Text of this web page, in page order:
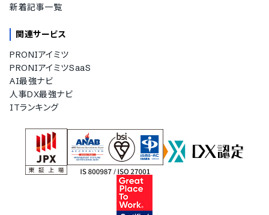
新着記事一覧
関連サービス
PRONIアイミツ
PRONIアイミツSaaS
AI最強ナビ
人事DX最強ナビ
ITランキング